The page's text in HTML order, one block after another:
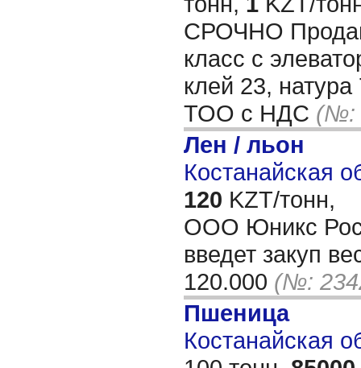
СРОЧНО
класс с
клей 23,
ТОО с НДС (№:
Лен / льон
Костанайская
120 KZT/тонн,
ООО Юникс
введет закуп
120.000 (№:
Пшеница
Костанайская